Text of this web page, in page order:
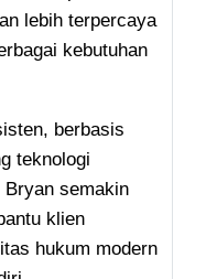
lebih terpercaya
kebutuhan
berbasis
teknologi
Bryan semakin
klien
hukum modern